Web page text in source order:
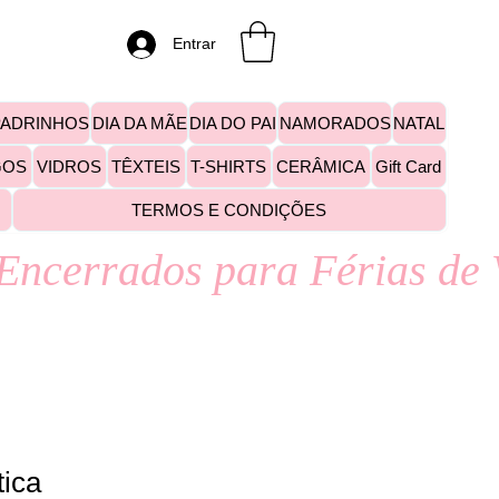
Entrar
DIA DA MÃE DIA DO PAI NAMORADOSNATAL
VIDROS TÊXTEIS T-SHIRTS CERÂMICA Gift Card
TERMOS E CONDIÇÕES